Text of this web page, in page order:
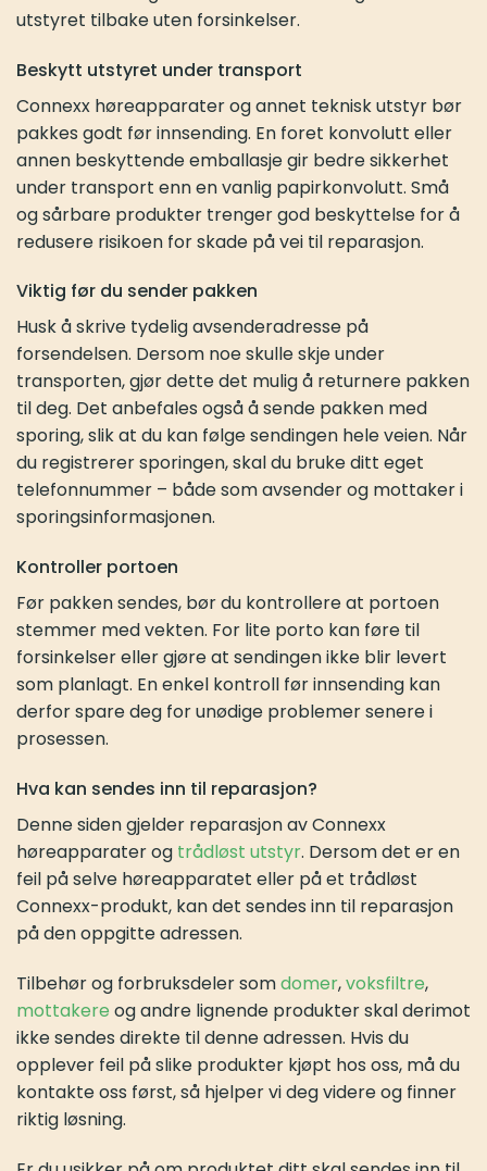
utstyret tilbake uten forsinkelser.
Beskytt utstyret under transport
Connexx høreapparater og annet teknisk utstyr bør
pakkes godt før innsending. En foret konvolutt eller
annen beskyttende emballasje gir bedre sikkerhet
under transport enn en vanlig papirkonvolutt. Små
og sårbare produkter trenger god beskyttelse for å
redusere risikoen for skade på vei til reparasjon.
Viktig før du sender pakken
Husk å skrive tydelig avsenderadresse på
forsendelsen. Dersom noe skulle skje under
transporten, gjør dette det mulig å returnere pakken
til deg. Det anbefales også å sende pakken med
sporing, slik at du kan følge sendingen hele veien. Når
du registrerer sporingen, skal du bruke ditt eget
telefonnummer – både som avsender og mottaker i
sporingsinformasjonen.
Kontroller portoen
Før pakken sendes, bør du kontrollere at portoen
stemmer med vekten. For lite porto kan føre til
forsinkelser eller gjøre at sendingen ikke blir levert
som planlagt. En enkel kontroll før innsending kan
derfor spare deg for unødige problemer senere i
prosessen.
Hva kan sendes inn til reparasjon?
Denne siden gjelder reparasjon av Connexx
høreapparater og trådløst utstyr. Dersom det er en
feil på selve høreapparatet eller på et trådløst
Connexx-produkt, kan det sendes inn til reparasjon
på den oppgitte adressen.
Tilbehør og forbruksdeler somdomer,voksfiltre,
mottakere og andre lignende produkter skal derimot
ikke sendes direkte til denne adressen. Hvis du
opplever feil på slike produkter kjøpt hos oss, må du
kontakte oss først, så hjelper vi deg videre og finner
riktig løsning.